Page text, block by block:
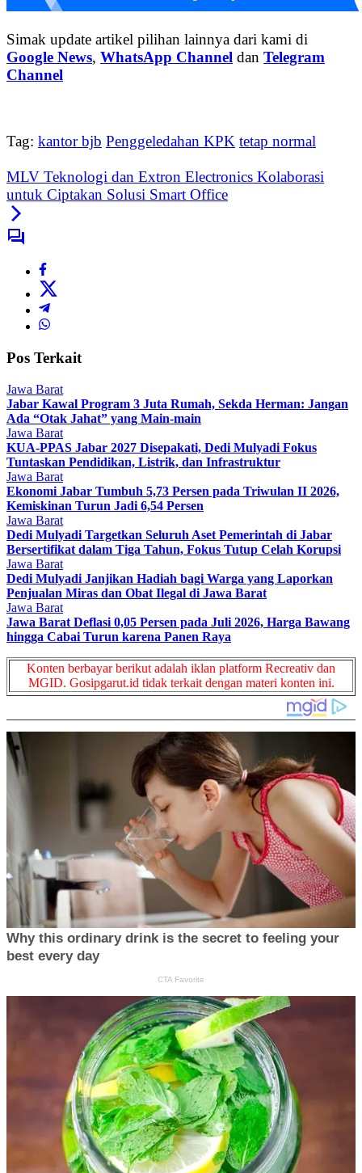
Simak update artikel pilihan lainnya dari kami di
Google News, WhatsApp Channel dan Telegram
Channel
Tag: kantor bjb Penggeledahan KPK tetap normal
MLV Teknologi dan Extron Electronics Kolaborasi
untuk Ciptakan Solusi Smart Office
Pos Terkait
Jawa Barat
Jabar Kawal Program 3 Juta Rumah, Sekda Herman: Jangan
Ada “Otak Jahat” yang Main-main
Jawa Barat
KUA-PPAS Jabar 2027 Disepakati, Dedi Mulyadi Fokus
Tuntaskan Pendidikan, Listrik, dan Infrastruktur
Jawa Barat
Ekonomi Jabar Tumbuh 5,73 Persen pada Triwulan II 2026,
Kemiskinan Turun Jadi 6,54 Persen
Jawa Barat
Dedi Mulyadi Targetkan Seluruh Aset Pemerintah di Jabar
Bersertifikat dalam Tiga Tahun, Fokus Tutup Celah Korupsi
Jawa Barat
Dedi Mulyadi Janjikan Hadiah bagi Warga yang Laporkan
Penjualan Miras dan Obat Ilegal di Jawa Barat
Jawa Barat
Jawa Barat Deflasi 0,05 Persen pada Juli 2026, Harga Bawang
hingga Cabai Turun karena Panen Raya
Konten berbayar berikut adalah iklan platform Recreativ dan
MGID. Gosipgarut.id tidak terkait dengan materi konten ini.